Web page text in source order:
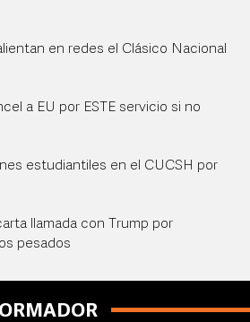
en redes el Clásico Nacional
a EU por ESTE servicio si no
estudiantiles en el CUCSH por
llamada con Trump por
pesados